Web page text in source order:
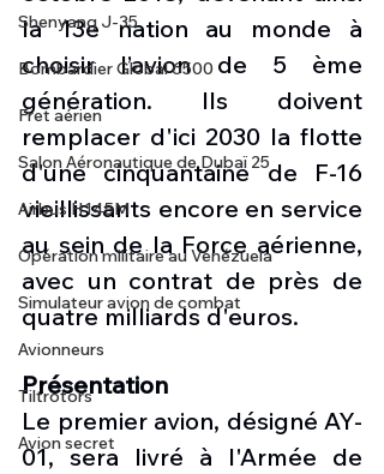
Shenyang J-35
Bombardier Global 6500
Fret aérien
Salon Aéronautique de Dubaï 25
Airbus H145M
Opération militaire au Vénézuela
Simulateur avion de combat
Avionneurs
Tiltrotors
Avion secret
la 13e nation au monde à
choisir l’avion de 5 ème
génération. Ils doivent
remplacer d'ici 2030 la flotte
d'une cinquantaine de F-16
vieillissants encore en service
au sein de la Force aérienne,
avec un contrat de près de
quatre milliards d'euros.
Présentation
Le premier avion, désigné AY-
01, sera livré à l'Armée de